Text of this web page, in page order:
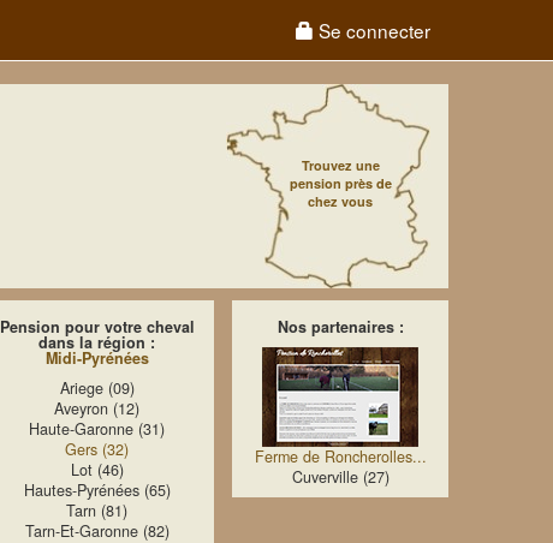
Se connecter
Trouvez une
pension près de
chez vous
Pension pour votre cheval
dans la région :
Midi-Pyrénées
Ariege (09)
Aveyron (12)
Haute-Garonne (31)
Gers (32)
Lot (46)
Hautes-Pyrénées (65)
Tarn (81)
Tarn-Et-Garonne (82)
Nos partenaires :
Ferme de Roncherolles...
Cuverville (27)